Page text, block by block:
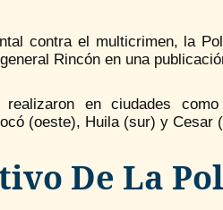
contra el multicrimen, la
Rincón en una
realizaron en ciudades
(oeste), Huila (sur) y Cesar
De La